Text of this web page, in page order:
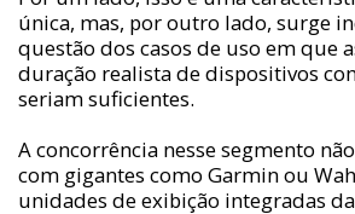
única, mas, por outro lado, surge
questão dos casos de uso em que
duração realista de dispositivos
seriam suficientes.
A concorrência nesse segmento
com gigantes como Garmin ou
unidades de exibição integradas